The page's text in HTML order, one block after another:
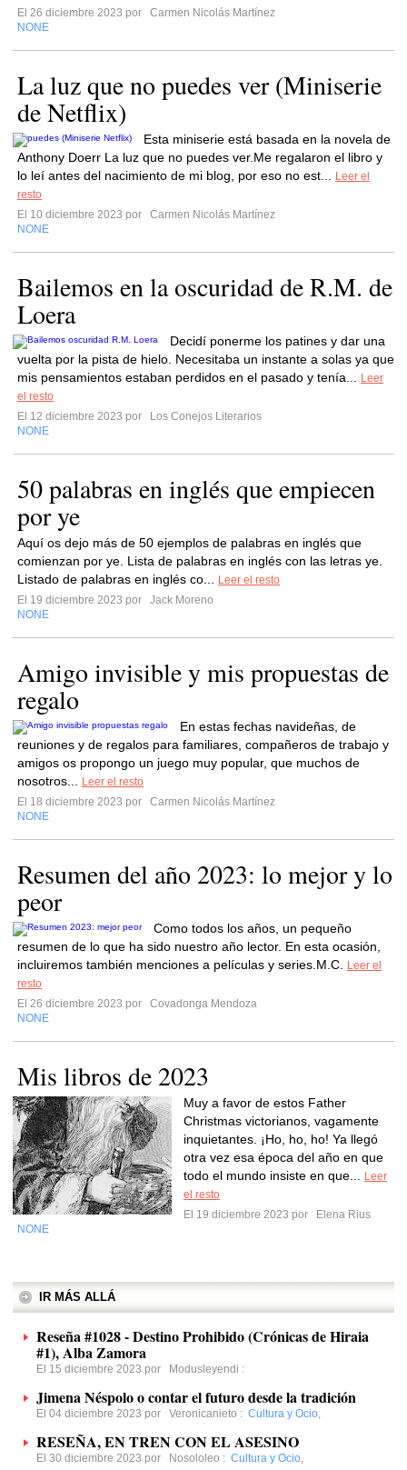
El 26 diciembre 2023 por
Carmen Nicolás Martínez
NONE
La luz que no puedes ver (Miniserie
de Netflix)
Esta miniserie está basada en la novela de
Anthony Doerr La luz que no puedes ver.Me regalaron el libro y
lo leí antes del nacimiento de mi blog, por eso no est...
Leer el
resto
El 10 diciembre 2023 por
Carmen Nicolás Martínez
NONE
Bailemos en la oscuridad de R.M. de
Loera
Decidí ponerme los patines y dar una
vuelta por la pista de hielo. Necesitaba un instante a solas ya que
mis pensamientos estaban perdidos en el pasado y tenía...
Leer
el resto
El 12 diciembre 2023 por
Los Conejos Literarios
NONE
50 palabras en inglés que empiecen
por ye
Aquí os dejo más de 50 ejemplos de palabras en inglés que
comienzan por ye. Lista de palabras en inglés con las letras ye.
Listado de palabras en inglés co...
Leer el resto
El 19 diciembre 2023 por
Jack Moreno
NONE
Amigo invisible y mis propuestas de
regalo
En estas fechas navideñas, de
reuniones y de regalos para familiares, compañeros de trabajo y
amigos os propongo un juego muy popular, que muchos de
nosotros...
Leer el resto
El 18 diciembre 2023 por
Carmen Nicolás Martínez
NONE
Resumen del año 2023: lo mejor y lo
peor
Como todos los años, un pequeño
resumen de lo que ha sido nuestro año lector. En esta ocasión,
incluiremos también menciones a películas y series.M.C.
Leer el
resto
El 26 diciembre 2023 por
Covadonga Mendoza
NONE
Mis libros de 2023
Muy a favor de estos Father
Christmas victorianos, vagamente
inquietantes. ¡Ho, ho, ho! Ya llegó
otra vez esa época del año en que
todo el mundo insiste en que...
Leer
el resto
El 19 diciembre 2023 por
Elena Rius
NONE
IR MÁS ALLÁ
Reseña #1028 - Destino Prohibido (Crónicas de Hiraia
#1), Alba Zamora
El 15 diciembre 2023 por Modusleyendi :
Jimena Néspolo o contar el futuro desde la tradición
El 04 diciembre 2023 por Veronicanieto : Cultura y Ocio,
RESEÑA, EN TREN CON EL ASESINO
El 30 diciembre 2023 por Nosololeo : Cultura y Ocio,